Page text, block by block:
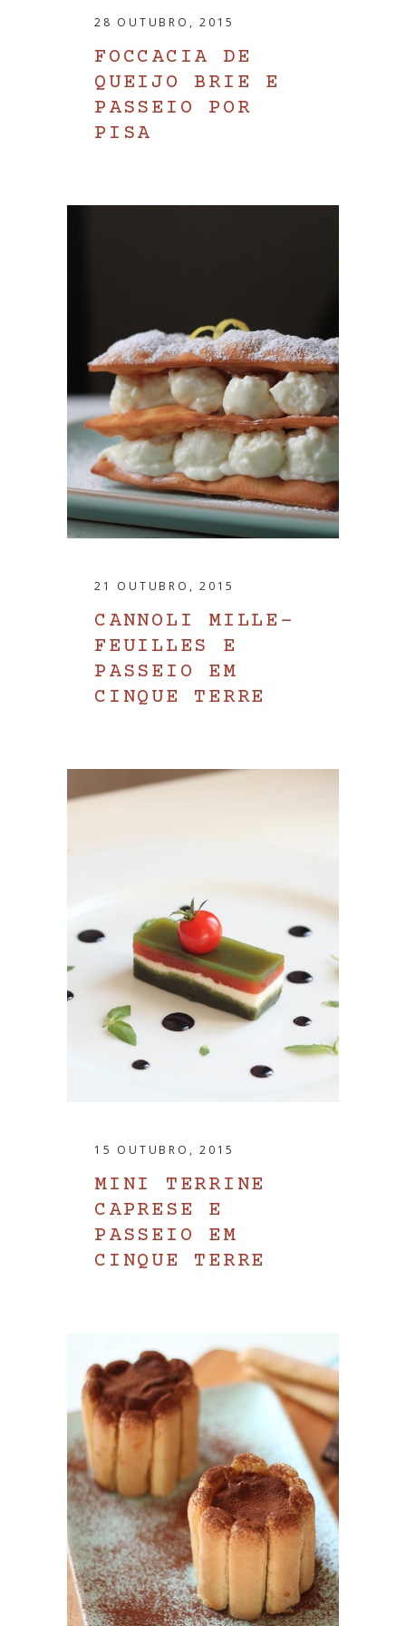
28 OUTUBRO, 2015
FOCCACIA DE
QUEIJO BRIE E
PASSEIO POR
PISA
21 OUTUBRO, 2015
CANNOLI MILLE-
FEUILLES E
PASSEIO EM
CINQUE TERRE
15 OUTUBRO, 2015
MINI TERRINE
CAPRESE E
PASSEIO EM
CINQUE TERRE